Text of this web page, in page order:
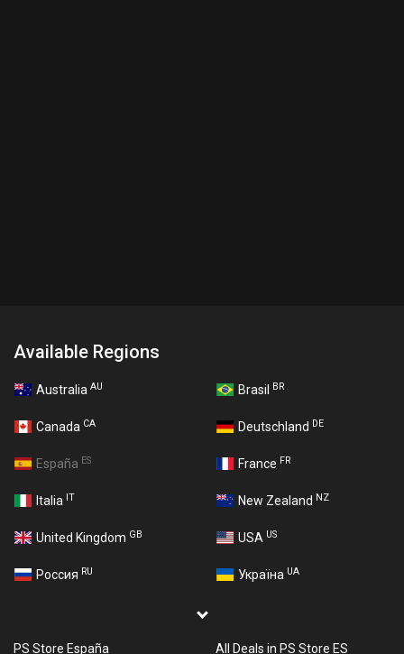
Available Regions
Australia AU Brasil BR
Canada CA Deutschland DE
España ES France FR
Italia IT New Zealand NZ
United Kingdom GB USA US
Россия RU Україна UA
PS Store España All Deals in PS Store ES